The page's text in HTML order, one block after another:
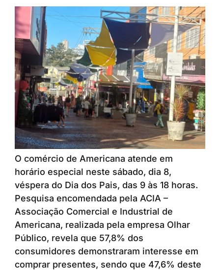
O comércio de Americana atende em
horário especial neste sábado, dia 8,
véspera do Dia dos Pais, das 9 às 18 horas.
Pesquisa encomendada pela ACIA –
Associação Comercial e Industrial de
Americana, realizada pela empresa Olhar
Público, revela que 57,8% dos
consumidores demonstraram interesse em
comprar presentes, sendo que 47,6% deste